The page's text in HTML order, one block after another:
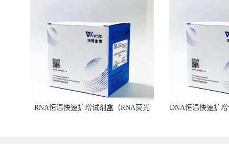
RNA恒温快速扩增试剂盒（RNA荧光
DNA恒温快速扩